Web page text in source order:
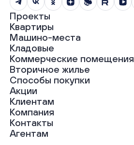
Проекты
Все проекты
ЖК «Абрикос»
ЖК «Гравитация»
ЖК «Грин Гарден»
ЖК «Динамика»
ЖК «Мохито»
ЖК «Современник»
ЖК «Янтарная долина»
Квартиры
Машино-места
Кладовые
Коммерческие помещения
Вторичное жилье
Способы покупки
Выгодная ипотека
Рассрочка
Материнский капитал
Трейд-ин
100% оплата
Акции
Клиентам
Ход строительства
Документы
Выдача ключей
Компания
О нас
Карьера
Контакты
Агентам